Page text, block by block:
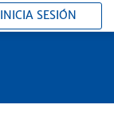
INICIA SESIÓN